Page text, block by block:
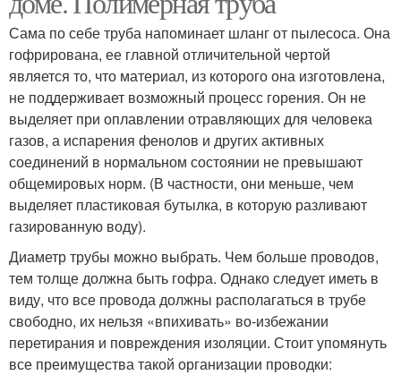
Сама по себе труба напоминает шланг от пылесоса. Она
гофрирована, ее главной отличительной чертой
является то, что материал, из которого она изготовлена,
не поддерживает возможный процесс горения. Он не
выделяет при оплавлении отравляющих для человека
газов, а испарения фенолов и других активных
соединений в нормальном состоянии не превышают
общемировых норм. (В частности, они меньше, чем
выделяет пластиковая бутылка, в которую разливают
газированную воду).
Диаметр трубы можно выбрать. Чем больше проводов,
тем толще должна быть гофра. Однако следует иметь в
виду, что все провода должны располагаться в трубе
свободно, их нельзя «впихивать» во-избежании
перетирания и повреждения изоляции. Стоит упомянуть
все преимущества такой организации проводки: